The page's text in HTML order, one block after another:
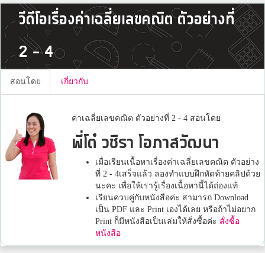
วีดีโอเรื่องค่าเฉลี่ยเลขคณิต ตัวอย่างที่
2 - 4
สอนโดย เกี่ยวกับ
ค่าเฉลี่ยเลขคณิต ตัวอย่างที่ 2 - 4 สอนโดย
พี่โต๋ วชิรา โอภาสวัฒนา
เมื่อเรียนเนื้อหาเรื่องค่าเฉลี่ยเลขคณิต ตัวอย่าง
ที่ 2 - 4เสร็จแล้ว ลองทำแบบฝึกหัดท้ายคลิปด้วย
นะคะ เพื่อให้เรารู้เรื่องเนื้อหานี้ได้ถ่องแท้
เรียนควบคู่กับหนังสือค่ะ สามารถ Download
เป็น PDF และ Print เองได้เลย หรือถ้าไม่อยาก
Print ก็มีหนังสือเป็นเล่มให้สั่งซื้อค่ะ สั่งซื้อ
หนังสือ